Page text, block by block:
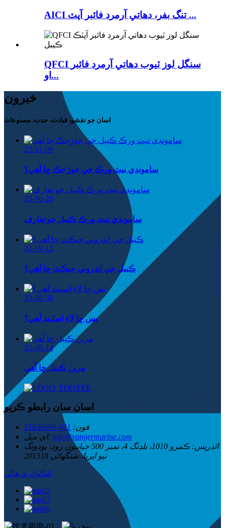
AICI تنگ بفر، دھاتي آرمرڊ فائبر آپٽ ...
QFCI سنگل لوز ٽيوب دھاتي آرمرڊ فائبر
او...
خبرون
اسان جو نقشو، قيادت، جدت، مصنوعات
23-11-09
سامونڊي نيٽ ورڪ جي جوڙجڪ ڇا آهي؟
23-10-26
سامونڊي نيٽ ورڪ ڪيبل جو تعارف
23-09-12
ڪيبل جي اندروني جيڪٽ ڇا آهي؟
23-08-30
بس ڇا لاءِ اسٽينڊ آهي؟
23-08-14
مرين ڪيبل ڇا آهي
اسان سان رابطو ڪريو
فون: 021-51636889
اي ميل: info@yangermarine.com
ائڊريس:
ڪمرو 1010، بلڊنگ 4، نمبر 500 جيانيون روڊ، پوڊونگ
نيو ايريا، شنگھائي 201318
انڪوائري هاڻي